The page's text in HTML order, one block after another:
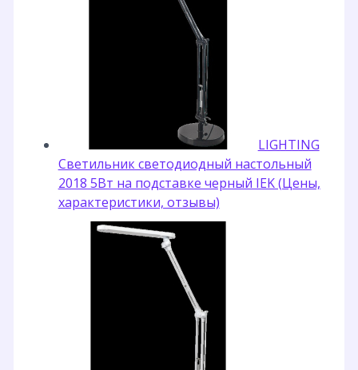
LIGHTING
Светильник светодиодный настольный
2018 5Вт на подставке черный IEK (Цены,
характеристики, отзывы)